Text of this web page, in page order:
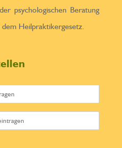
psychologischen Beratung
Heilpraktikergesetz.